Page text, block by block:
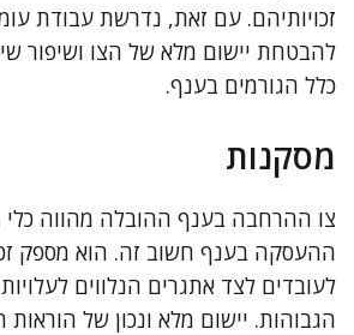
זכויותיהם. עם זאת, נדרשת עבודת
להבטחת יישום מלא של הצו ושיפור
כלל הגורמים בענף.
מסקנות
צו ההרחבה בענף ההובלה מהווה כלי
ההעסקה בענף חשוב זה. הוא מספק
לעובדים לצד אתגרים הנלווים
הגבוהות. יישום מלא ונכון של הוראות